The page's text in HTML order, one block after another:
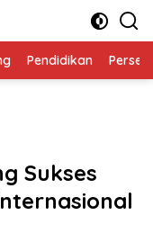
Pendidikan
Sukses